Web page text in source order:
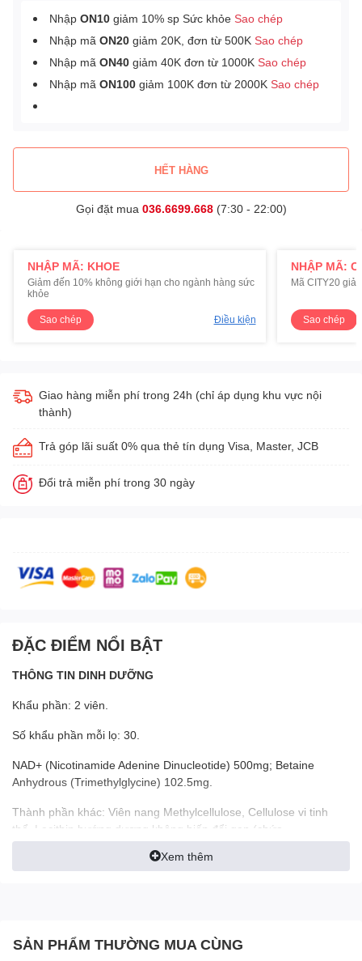
Nhập ON10 giảm 10% sp Sức khỏe Sao chép
Nhập mã ON20 giảm 20K, đơn từ 500K Sao chép
Nhập mã ON40 giảm 40K đơn từ 1000K Sao chép
Nhập mã ON100 giảm 100K đơn từ 2000K Sao chép
HẾT HÀNG
Gọi đặt mua 036.6699.668(7:30 - 22:00)
NHẬP MÃ: KHOE
Giảm đến 10% không giới hạn cho ngành hàng sức
khỏe
Sao chép Điều kiện
NHẬP MÃ:
Mã CITY20
Sao chép
Giao hàng miễn phí trong 24h (chỉ áp dụng khu vực nội
thành)
Trả góp lãi suất 0% qua thẻ tín dụng Visa, Master, JCB
Đổi trả miễn phí trong 30 ngày
ĐẶC ĐIỂM NỔI BẬT
THÔNG TIN DINH DƯỠNG
Khẩu phần: 2 viên.
Số khẩu phần mỗi lọ: 30.
NAD+ (Nicotinamide Adenine Dinucleotide) 500mg; Betaine
Anhydrous (Trimethylglycine) 102.5mg.
Thành phần khác: Viên nang Methylcellulose, Cellulose vi tinh
thể, Lecithin hướng dương không biến đổi gen (chứa
Phosphatidylcholine; Liposomal Delivery Matrix).
Sản phẩm này không phải thuốc, không có tác dụng thay thế
Là sản phẩm Non-GMO, không chứa các chất biến đổi gen.
Xem thêm
SẢN PHẨM THƯỜNG MUA CÙNG